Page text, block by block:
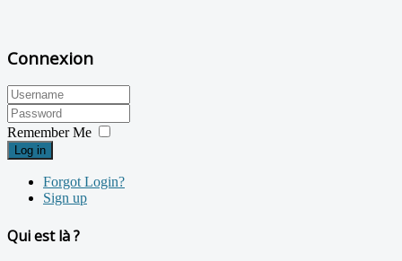
Connexion
Remember Me
Log in
Forgot Login?
Sign up
Qui est là ?